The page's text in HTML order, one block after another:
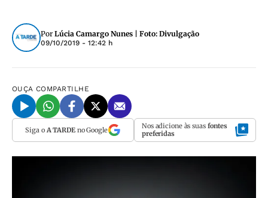
Por Lúcia Camargo Nunes | Foto: Divulgação
09/10/2019 - 12:42 h
OUÇA COMPARTILHE
Siga o A TARDEno Google Nos adicione às suas fontes
preferidas